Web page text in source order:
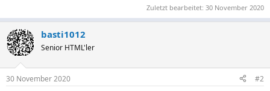
Zuletzt bearbeitet: 30 November 2020
basti1012
Senior HTML'ler
30 November 2020 #2